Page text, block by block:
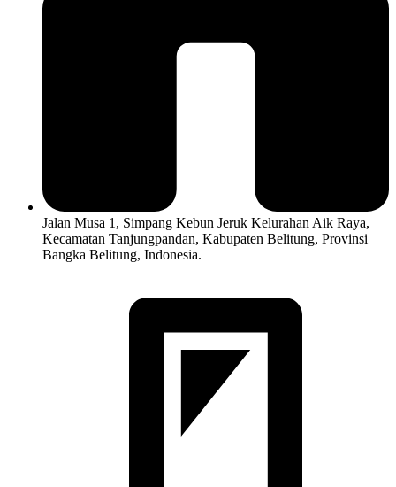
Jalan Musa 1, Simpang Kebun Jeruk Kelurahan Aik Raya,
Kecamatan Tanjungpandan, Kabupaten Belitung, Provinsi
Bangka Belitung, Indonesia.